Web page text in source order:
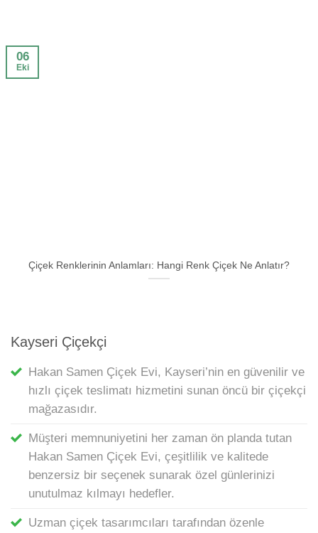
Çiçek Renklerinin Anlamları: Hangi Renk Çiçek Ne Anlatır?
06
Eki
Kayseri Çiçekçi
Hakan Samen Çiçek Evi, Kayseri’nin en güvenilir ve
hızlı çiçek teslimatı hizmetini sunan öncü bir çiçekçi
mağazasıdır.
Müşteri memnuniyetini her zaman ön planda tutan
Hakan Samen Çiçek Evi, çeşitlilik ve kalitede
benzersiz bir seçenek sunarak özel günlerinizi
unutulmaz kılmayı hedefler.
Uzman çiçek tasarımcıları tarafından özenle